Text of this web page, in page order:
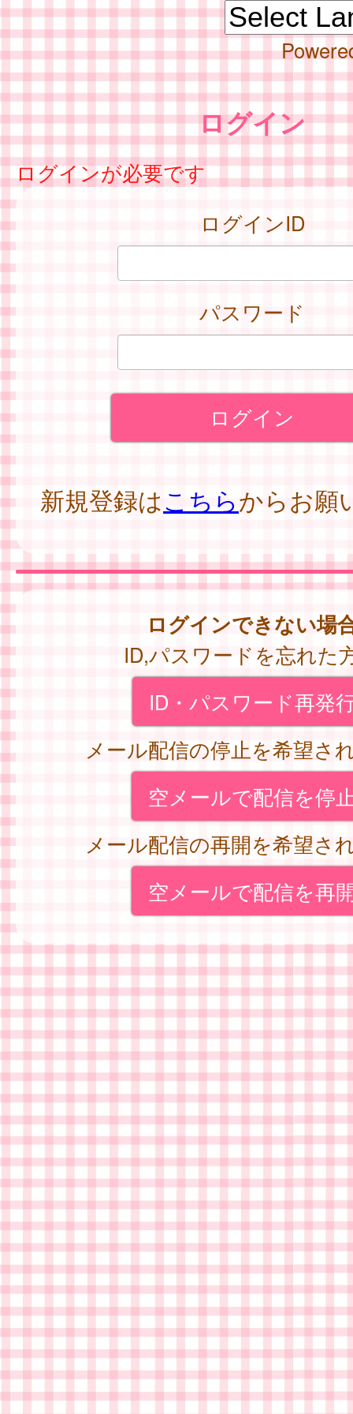
ログイン
ログインが必要です
ログインID
パスワード
新規登録はこちらからお願
ログインできない場
ID,パスワードを忘れた
ID・パスワード再発
メール配信の停止を希望さ
空メールで配信を停
メール配信の再開を希望さ
空メールで配信を再